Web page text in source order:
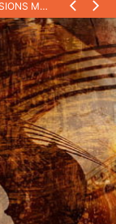
(SOUVENIRS)